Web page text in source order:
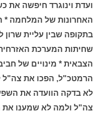
האחרונות של המלחמה *
בתקופה שבין עליית
שחיתות המערכת
הצבאית * מינויים של
הרמטכ"ל, הפכו את צה"ל
לא בדקה הוועדה את
צה"ל ולמה לא שמענו